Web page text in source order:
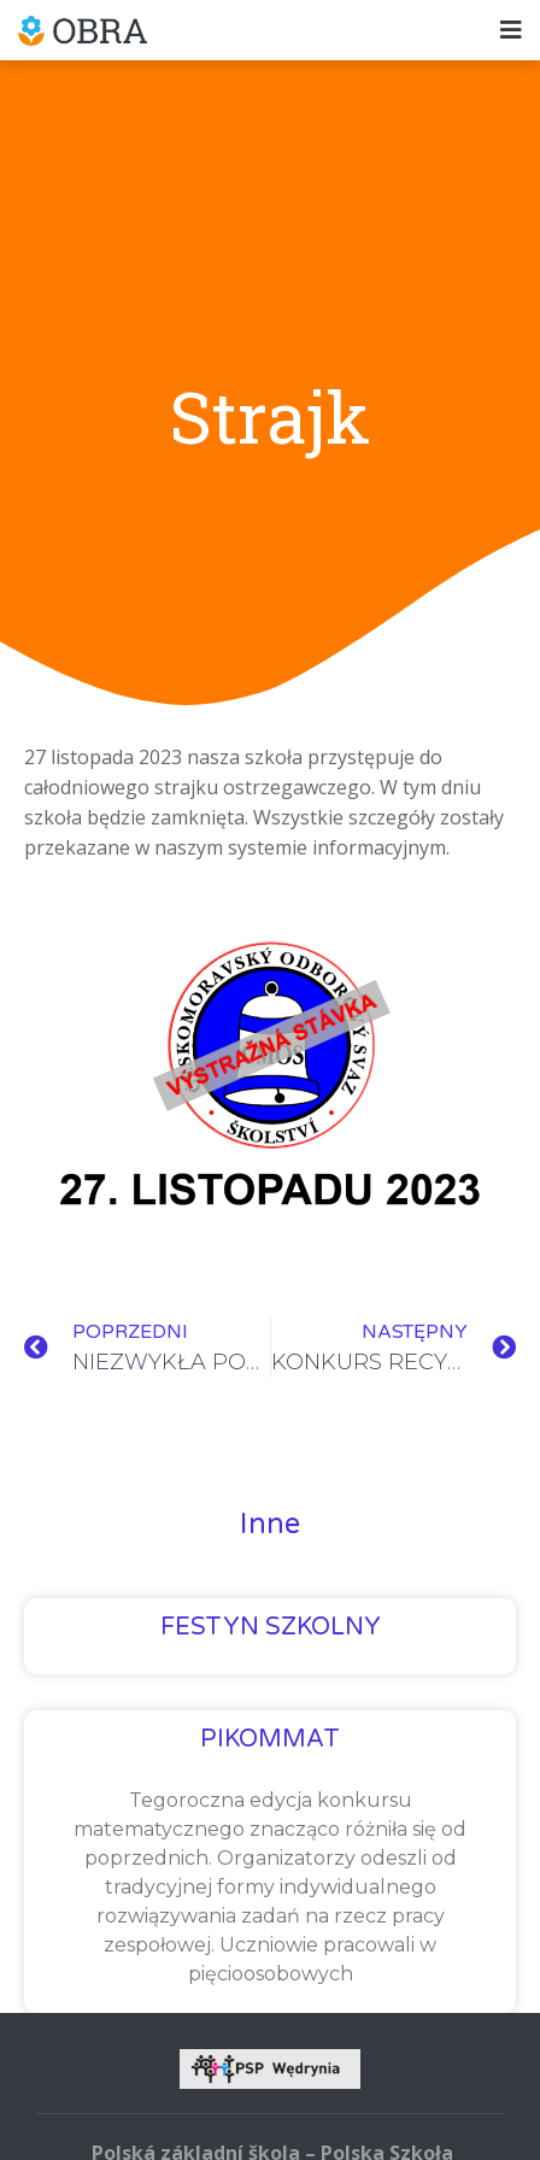
Strajk
27 listopada 2023 nasza szkoła przystępuje do
całodniowego strajku ostrzegawczego. W tym dniu
szkoła będzie zamknięta. Wszystkie szczegóły zostały
przekazane w naszym systemie informacyjnym.
POPRZEDNI
NIEZWYKŁA PODRÓŻ DO MALEZJI
NASTĘPNY
KONKURS RECYTATORSKI IM. J. KUBISZA W GNOJNIKU
Inne
FESTYN SZKOLNY
PIKOMMAT
Tegoroczna edycja konkursu
matematycznego znacząco różniła się od
poprzednich. Organizatorzy odeszli od
tradycyjnej formy indywidualnego
rozwiązywania zadań na rzecz pracy
zespołowej. Uczniowie pracowali w
pięcioosobowych
Polská základní škola – Polska Szkoła